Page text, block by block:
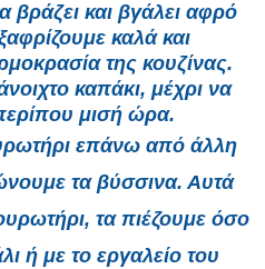
βράζει και βγάλει αφρό
καλά και
της κουζίνας.
καπάκι, μέχρι να
μισή ώρα.
επάνω από άλλη
τα βύσσινα. Αυτά
τα πιέζουμε όσο
ή με το εργαλείο του